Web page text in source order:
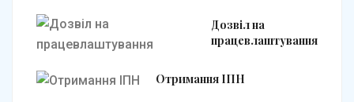
Дозвіл на
працевлаштування
Отримання ІПН